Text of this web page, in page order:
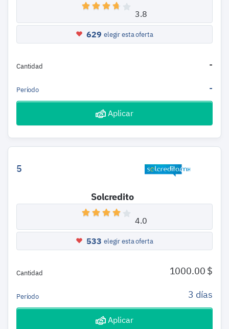
3.8
629 elegir esta oferta
Cantidad -
Período -
Aplicar
5
Solcredito
4.0
533 elegir esta oferta
Cantidad 1000.00 $
Período 3 días
Aplicar